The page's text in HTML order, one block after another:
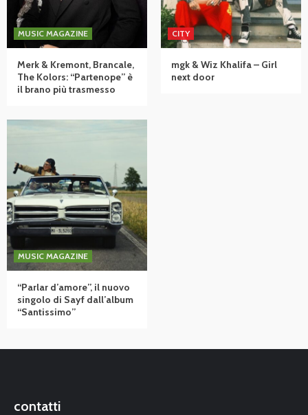
MUSIC MAGAZINE
Merk & Kremont, Brancale,
The Kolors: “Partenope” è
il brano più trasmesso
CITY
mgk & Wiz Khalifa – Girl
next door
MUSIC MAGAZINE
“Parlar d’amore”, il nuovo
singolo di Sayf dall’album
“Santissimo”
contatti